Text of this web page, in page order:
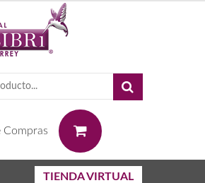
Compras
TIENDA VIRTUAL